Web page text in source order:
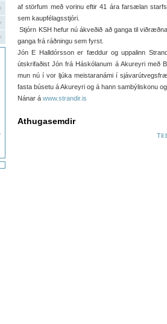
af störfum með vorinu eftir 41 ára farsælan
sem kaupfélagsstjóri.
Stjórn KSH hefur nú ákveðið að ganga til
ganga frá ráðningu sem fyrst.
Jón E Halldórsson er fæddur og uppalinn
útskrifaðist Jón frá Háskólanum á Akureyri
mun nú í vor ljúka meistaranámi í
fasta búsetu á Akureyri og á hann sambýliskonu
Nánar á www.strandir.is
Athugasemdir
Til